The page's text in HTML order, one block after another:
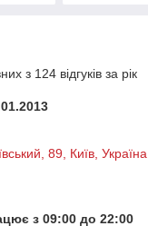
з 124 відгуків за рік
89, Київ, Україна
з 09:00 до 22:00